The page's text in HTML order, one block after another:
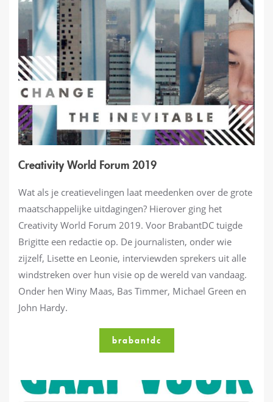
Creativity World Forum 2019
Wat als je creatievelingen laat meedenken over de grote
maatschappelijke uitdagingen? Hierover ging het
Creativity World Forum 2019. Voor BrabantDC tuigde
Brigitte een redactie op. De journalisten, onder wie
zijzelf, Lisette en Leonie, interviewden sprekers uit alle
windstreken over hun visie op de wereld van vandaag.
Onder hen Winy Maas, Bas Timmer, Michael Green en
John Hardy.
brabantdc